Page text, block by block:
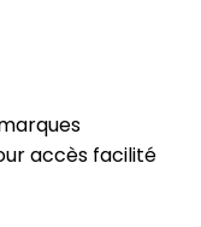
accès facilité